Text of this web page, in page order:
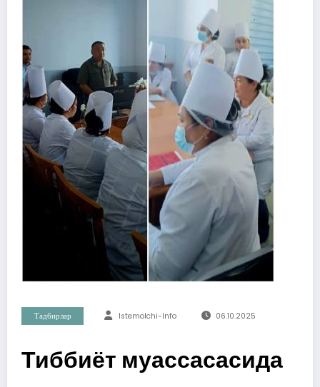
Тадбирлар Istemolchi-Info 06.10.2025
Тиббиёт муассасасида